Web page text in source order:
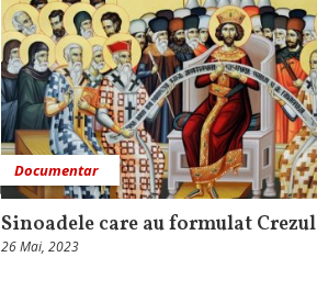
Documentar
Sinoadele care au formulat Crezul
26 Mai, 2023